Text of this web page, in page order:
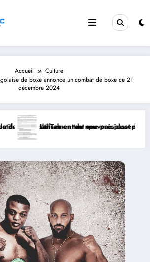
Accueil
Culture
de boxe annonce un combat de boxe ce 21
décembre 2024
en tant que président de la Banque
du nouveau passeport biométrique en